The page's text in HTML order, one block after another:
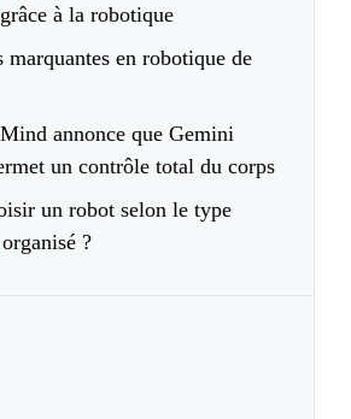
à la robotique
marquantes en robotique de
annonce que Gemini
un contrôle total du corps
un robot selon le type
?